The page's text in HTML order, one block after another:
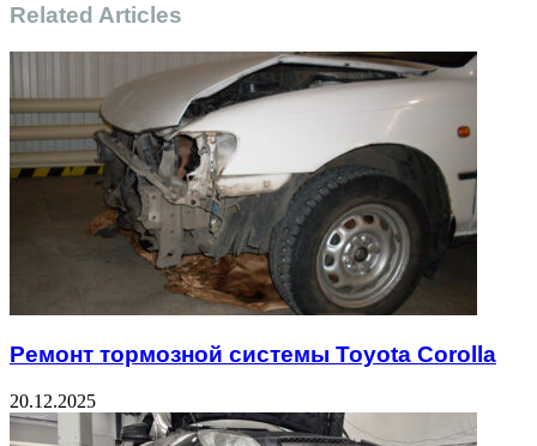
Related Articles
Ремонт тормозной системы Toyota Corolla
20.12.2025